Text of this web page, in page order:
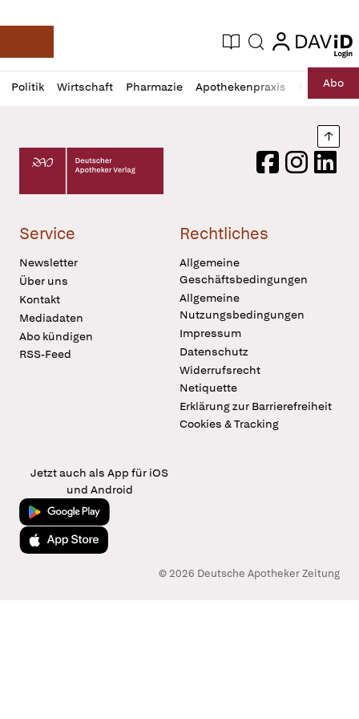
Deutsche Apotheker Zeitung
Aktuelle Ausgabe
Suche login
login
Politik Wirtschaft Pharmazie Apothekenpraxis RechtAbo
Profil
öffnen
Daz
Pur
Deutscher Apotheker Verlag Logo
FacebookInstagram
Service
Newsletter
Über uns
Kontakt
Mediadaten
Abo kündigen
RSS-Feed
Rechtliches
Allgemeine
Geschäftsbedingungen
Allgemeine
Nutzungsbedingungen
Impressum
Datenschutz
Widerrufsrecht
Netiquette
Erklärung zur Barrierefreiheit
Cookies & Tracking
Jetzt auch als App für iOS
und Android
Jetzt bei Google Play
Laden im App Store
© 2026 Deutsche Apotheker Zeitung